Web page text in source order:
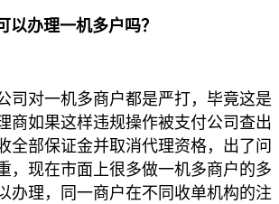
办理一机多户吗？
对一机多商户都是严打，毕竟这是
商如果这样违规操作被支付公司查出
全部保证金并取消代理资格，出了问
，现在市面上很多做一机多商户的多
办理，同一商户在不同收单机构的注